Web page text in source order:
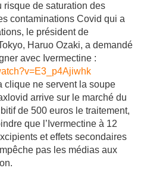
risque de saturation des
contaminations Covid qui a
le président de
Haruo Ozaki, a demandé
avec Ivermectine :
clique ne servent la soupe
arrive sur le marché du
de 500 euros le traitement,
que l’Ivermectine à 12
et effets secondaires
pas les médias aux